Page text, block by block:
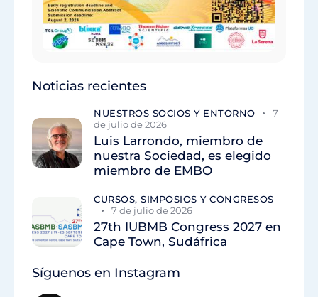
Noticias recientes
NUESTROS SOCIOS Y ENTORNO
7
de julio de 2026
Luis Larrondo, miembro de
nuestra Sociedad, es elegido
miembro de EMBO
CURSOS, SIMPOSIOS Y CONGRESOS
7 de julio de 2026
27th IUBMB Congress 2027 en
Cape Town, Sudáfrica
Síguenos en Instagram